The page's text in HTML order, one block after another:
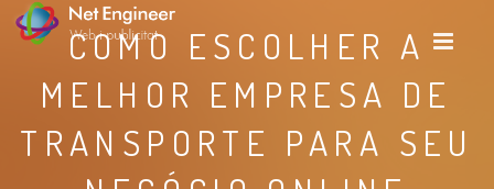
COMO ESCOLHER A
MELHOR EMPRESA DE
TRANSPORTE PARA SEU